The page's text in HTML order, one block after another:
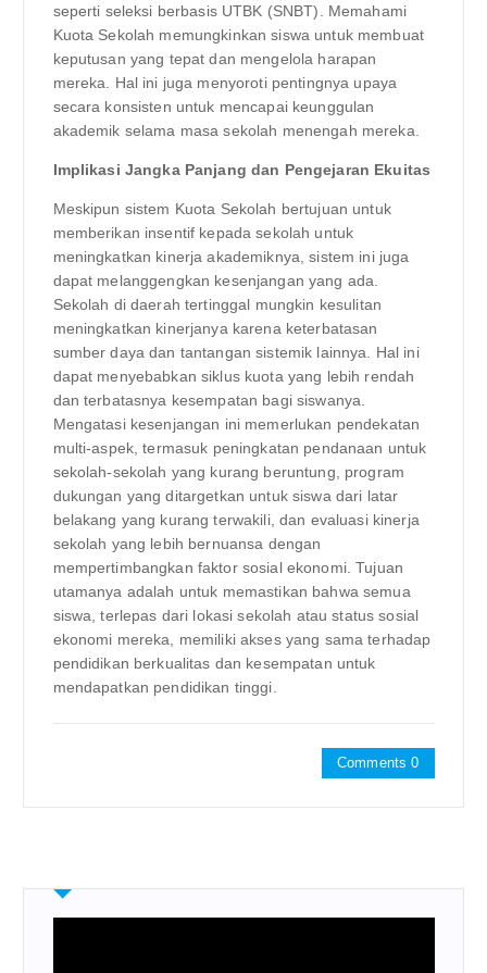
seperti seleksi berbasis UTBK (SNBT). Memahami
Kuota Sekolah memungkinkan siswa untuk membuat
keputusan yang tepat dan mengelola harapan
mereka. Hal ini juga menyoroti pentingnya upaya
secara konsisten untuk mencapai keunggulan
akademik selama masa sekolah menengah mereka.
Implikasi Jangka Panjang dan Pengejaran Ekuitas
Meskipun sistem Kuota Sekolah bertujuan untuk
memberikan insentif kepada sekolah untuk
meningkatkan kinerja akademiknya, sistem ini juga
dapat melanggengkan kesenjangan yang ada.
Sekolah di daerah tertinggal mungkin kesulitan
meningkatkan kinerjanya karena keterbatasan
sumber daya dan tantangan sistemik lainnya. Hal ini
dapat menyebabkan siklus kuota yang lebih rendah
dan terbatasnya kesempatan bagi siswanya.
Mengatasi kesenjangan ini memerlukan pendekatan
multi-aspek, termasuk peningkatan pendanaan untuk
sekolah-sekolah yang kurang beruntung, program
dukungan yang ditargetkan untuk siswa dari latar
belakang yang kurang terwakili, dan evaluasi kinerja
sekolah yang lebih bernuansa dengan
mempertimbangkan faktor sosial ekonomi. Tujuan
utamanya adalah untuk memastikan bahwa semua
siswa, terlepas dari lokasi sekolah atau status sosial
ekonomi mereka, memiliki akses yang sama terhadap
pendidikan berkualitas dan kesempatan untuk
mendapatkan pendidikan tinggi.
Comments 0